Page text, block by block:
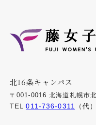
北16条キャンパス
〒001-0016 北海道札幌市
TEL011-736-0311 （代）